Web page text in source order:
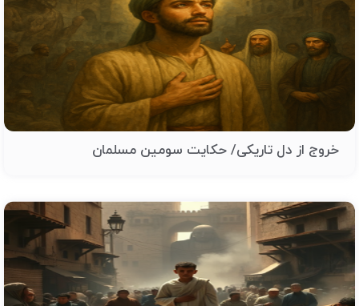
خروج از دل تاریکی/ حکایت سومین مسلمان